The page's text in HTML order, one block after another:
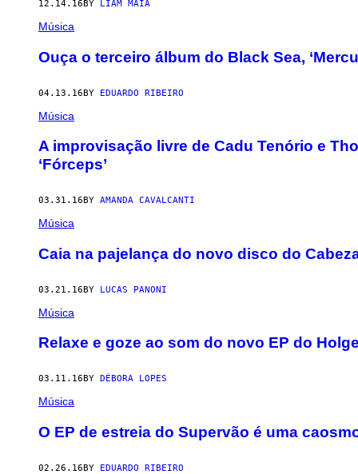
12.14.16 BY LIAM MAIA
Música
Ouça o terceiro álbum do Black Sea,
04.13.16BY EDUARDO RIBEIRO
Música
A improvisação livre de Cadu Tenório e
‘Fórceps’
03.31.16 BY AMANDA CAVALCANTI
Música
Caia na pajelança do novo disco do
03.21.16BY LUCAS PANONI
Música
Relaxe e goze ao som do novo EP do
03.11.16 BY DÉBORA LOPES
Música
O EP de estreia do Supervão é uma
02.26.16BY EDUARDO RIBEIRO